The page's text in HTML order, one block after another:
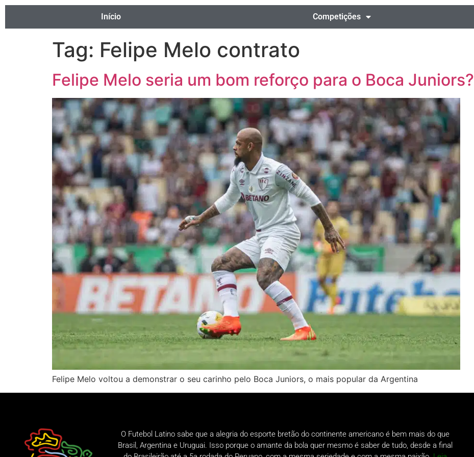
Início Competições
Tag: Felipe Melo contrato
Felipe Melo seria um bom reforço para o Boca Juniors?
Felipe Melo voltou a demonstrar o seu carinho pelo Boca Juniors, o mais popular da Argentina
O Futebol Latino sabe que a alegria do esporte bretão do continente americano é bem mais do que
Brasil, Argentina e Uruguai. Isso porque o amante da bola quer mesmo é saber de tudo, desde a final